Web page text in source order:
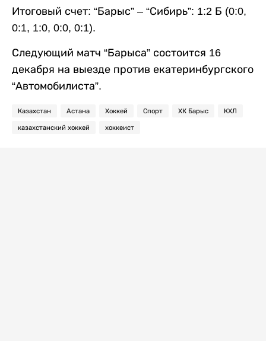
Итоговый счет: “Барыс” – “Сибирь”: 1:2 Б (0:0,
0:1, 1:0, 0:0, 0:1).
Следующий матч “Барыса” состоится 16
декабря на выезде против екатеринбургского
“Автомобилиста”.
Казахстан Астана Хоккей Спорт ХК Барыс КХЛ
казахстанский хоккей хоккеист